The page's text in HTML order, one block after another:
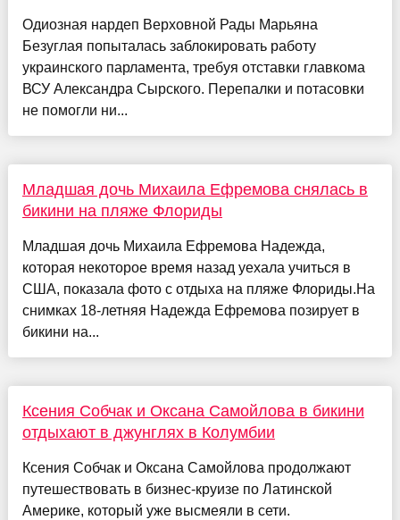
Одиозная нардеп Верховной Рады Марьяна
Безуглая попыталась заблокировать работу
украинского парламента, требуя отставки главкома
ВСУ Александра Сырского. Перепалки и потасовки
не помогли ни...
Младшая дочь Михаила Ефремова снялась в
бикини на пляже Флориды
Младшая дочь Михаила Ефремова Надежда,
которая некоторое время назад уехала учиться в
США, показала фото с отдыха на пляже Флориды.На
снимках 18-летняя Надежда Ефремова позирует в
бикини на...
Ксения Собчак и Оксана Самойлова в бикини
отдыхают в джунглях в Колумбии
Ксения Собчак и Оксана Самойлова продолжают
путешествовать в бизнес-круизе по Латинской
Америке, который уже высмеяли в сети.